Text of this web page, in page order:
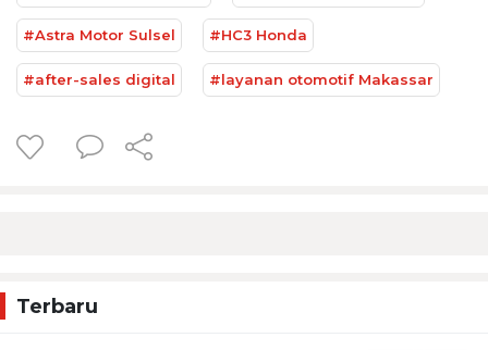
#Astra Motor Sulsel #HC3 Honda
#after-sales digital #layanan otomotif Makassar
Terbaru